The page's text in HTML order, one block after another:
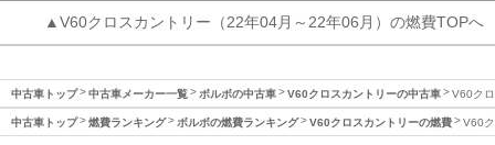
▲V60クロスカントリー（22年04月～22年06月）の燃費TOPへ
中古車トップ 中古車メーカー一覧 ボルボの中古車 V60クロスカントリーの中古車 V60ク
中古車トップ 燃費ランキング ボルボの燃費ランキング V60クロスカントリーの燃費 V60